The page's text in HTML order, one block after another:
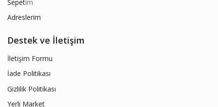
Sepetim
Adreslerim
Destek ve İletişim
İletişim Formu
İade Politikası
Gizlilik Politikası
Yerli Market